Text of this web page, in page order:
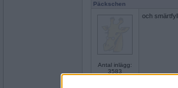
Päckschen
Antal inlägg:
3583
och